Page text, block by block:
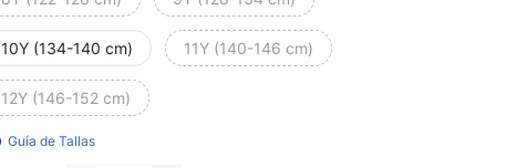
10Y (134-140 cm) 11Y (140-146 cm)
12Y (146-152 cm)
Guía de Tallas